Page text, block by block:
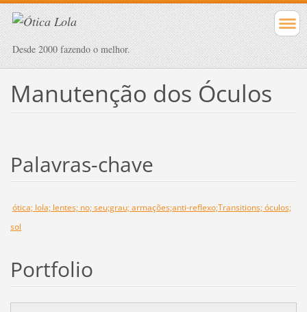
Desde 2000 fazendo o melhor.
Manutenção dos Óculos
Palavras-chave
ótica; lola; lentes; no; seu;grau; armações;anti-reflexo;Transitions; óculos;
sol
Portfolio